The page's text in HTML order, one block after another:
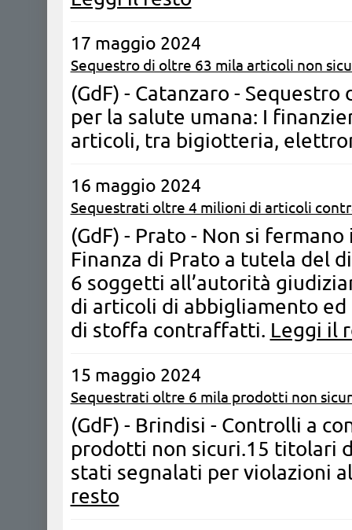
17 maggio 2024
Sequestro di oltre 63 mila articoli non
(GdF) - Catanzaro -
per la salute umana: I
articoli, tra bigiotteria,
16 maggio 2024
Sequestrati oltre 4 milioni di articoli
(GdF) - Prato - Non si
Finanza di Prato a tutela del
6 soggetti all’autorità
di articoli di abbigliamento
di stoffa contraffatti. Leggi il
15 maggio 2024
Sequestrati oltre 6 mila prodotti non
(GdF) - Brindisi - Controlli a
prodotti non sicuri.15 titolari
stati segnalati per violazioni
resto